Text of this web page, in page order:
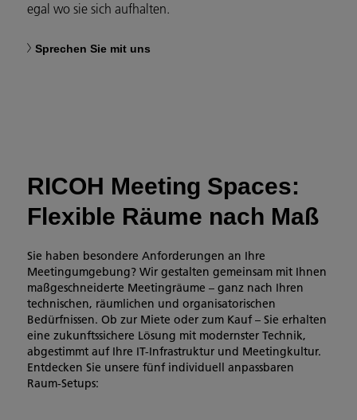
egal wo sie sich aufhalten.
Sprechen Sie mit uns
RICOH Meeting Spaces:
Flexible Räume nach Maß
Sie haben besondere Anforderungen an Ihre
Meetingumgebung? Wir gestalten gemeinsam mit Ihnen
maßgeschneiderte Meetingräume – ganz nach Ihren
technischen, räumlichen und organisatorischen
Bedürfnissen. Ob zur Miete oder zum Kauf – Sie erhalten
eine zukunftssichere Lösung mit modernster Technik,
abgestimmt auf Ihre IT-Infrastruktur und Meetingkultur.
Entdecken Sie unsere fünf individuell anpassbaren
Raum-Setups: